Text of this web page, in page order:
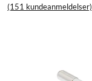
(151 kundeanmeldelser)